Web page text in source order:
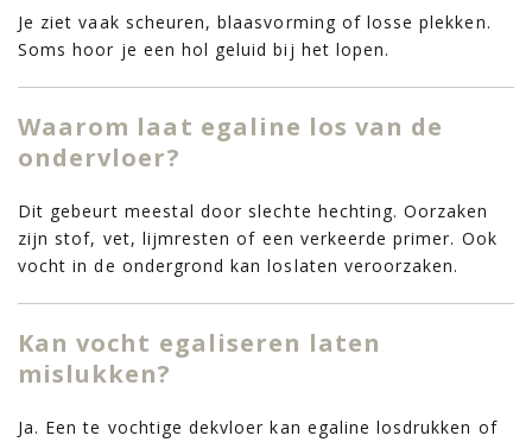
Je ziet vaak scheuren, blaasvorming of losse plekken.
Soms hoor je een hol geluid bij het lopen.
Waarom laat egaline los van de
ondervloer?
Dit gebeurt meestal door slechte hechting. Oorzaken
zijn stof, vet, lijmresten of een verkeerde primer. Ook
vocht in de ondergrond kan loslaten veroorzaken.
Kan vocht egaliseren laten
mislukken?
Ja. Een te vochtige dekvloer kan egaline losdrukken of